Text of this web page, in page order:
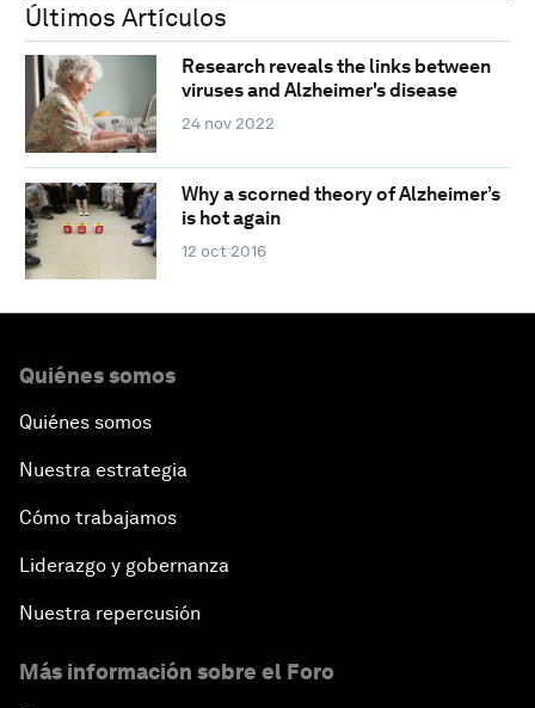
Últimos Artículos
Research reveals the links between
viruses and Alzheimer's disease
24 nov 2022
Why a scorned theory of Alzheimer’s
is hot again
12 oct 2016
Quiénes somos
Quiénes somos
Nuestra estrategia
Cómo trabajamos
Liderazgo y gobernanza
Nuestra repercusión
Más información sobre el Foro